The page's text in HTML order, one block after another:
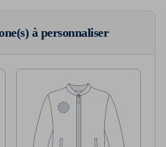
à personnaliser